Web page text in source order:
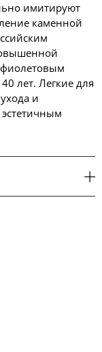
имитируют
каменной
лет. Легкие для
и